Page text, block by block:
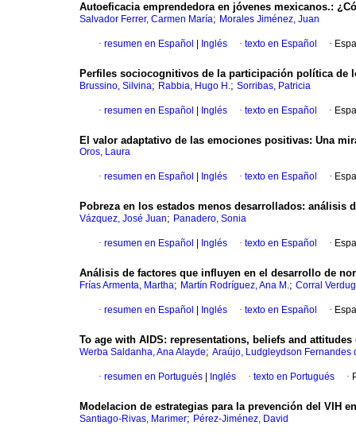
Autoeficacia emprendedora en jóvenes mexicanos.:
Salvador Ferrer, Carmen María; Morales Jiménez, Juan
· resumen en Español Inglés · texto en Español ·
Perfiles sociocognitivos de la participación política de
Brussino, Silvina; Rabbia, Hugo H.; Sorribas, Patricia
· resumen en Español Inglés · texto en Español ·
El valor adaptativo de las emociones positivas: Una
Oros, Laura
· resumen en Español Inglés · texto en Español ·
Pobreza en los estados menos desarrollados: análisis
Vázquez, José Juan; Panadero, Sonia
· resumen en Español Inglés · texto en Español ·
Análisis de factores que influyen en el desarrollo de
Frías Armenta, Martha; Martín Rodríguez, Ana M.; Corral
· resumen en Español Inglés · texto en Español ·
To age with AIDS: representations, beliefs and
Werba Saldanha, Ana Alayde; Araújo, Ludgleydson Fernandes
· resumen en Portugués Inglés · texto en Portugués ·
Modelacion de estrategias para la prevención del VIH
Santiago-Rivas, Marimer; Pérez-Jiménez, David